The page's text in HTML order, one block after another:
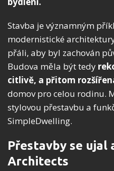
Stavba je významným
modernistické
přáli, aby byl zachován
Budova měla být tedy
citlivě, a přitom
domov pro celou rodinu.
stylovou přestavbu a
SimpleDwelling.
Přestavby se ujal
Architects